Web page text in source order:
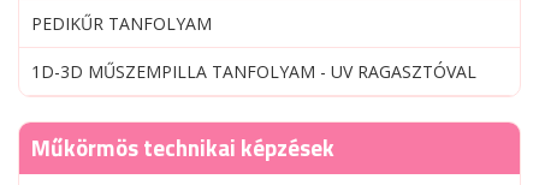
PEDIKŰR TANFOLYAM
1D-3D MŰSZEMPILLA TANFOLYAM - UV RAGASZTÓVAL
Műkörmös technikai képzések